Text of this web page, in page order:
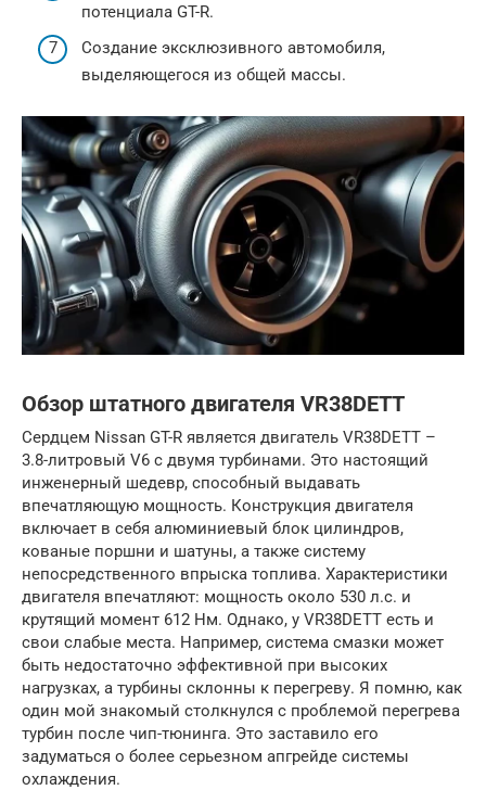
потенциала GT-R.
Создание эксклюзивного автомобиля,
выделяющегося из общей массы.
Обзор штатного двигателя VR38DETT
Сердцем Nissan GT-R является двигатель VR38DETT –
3.8-литровый V6 с двумя турбинами. Это настоящий
инженерный шедевр, способный выдавать
впечатляющую мощность. Конструкция двигателя
включает в себя алюминиевый блок цилиндров,
кованые поршни и шатуны, а также систему
непосредственного впрыска топлива. Характеристики
двигателя впечатляют: мощность около 530 л.с. и
крутящий момент 612 Нм. Однако, у VR38DETT есть и
свои слабые места. Например, система смазки может
быть недостаточно эффективной при высоких
нагрузках, а турбины склонны к перегреву. Я помню, как
один мой знакомый столкнулся с проблемой перегрева
турбин после чип-тюнинга. Это заставило его
задуматься о более серьезном апгрейде системы
охлаждения.